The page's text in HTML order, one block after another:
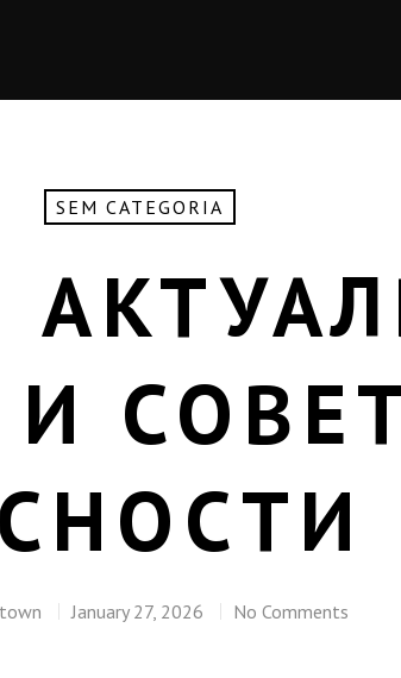
SEM CATEGORIA
January 27, 2026 No Comments